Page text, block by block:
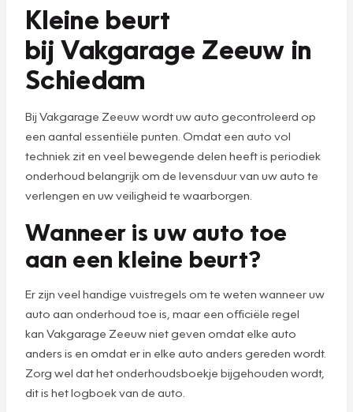
Kleine beurt
bij Vakgarage Zeeuw in
Schiedam
Bij Vakgarage Zeeuw wordt uw auto gecontroleerd op
een aantal essentiële punten. Omdat een auto vol
techniek zit en veel bewegende delen heeft is periodiek
onderhoud belangrijk om de levensduur van uw auto te
verlengen en uw veiligheid te waarborgen.
Wanneer is uw auto toe
aan een kleine beurt?
Er zijn veel handige vuistregels om te weten wanneer uw
auto aan onderhoud toe is, maar een officiële regel
kan Vakgarage Zeeuw niet geven omdat elke auto
anders is en omdat er in elke auto anders gereden wordt.
Zorg wel dat het onderhoudsboekje bijgehouden wordt,
dit is het logboek van de auto.